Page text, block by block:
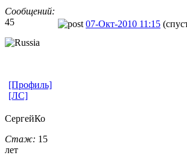
Сообщений:
45
07-Окт-2010 11:15
[Профиль]
[ЛС]
СергейКо
Стаж: 15
лет